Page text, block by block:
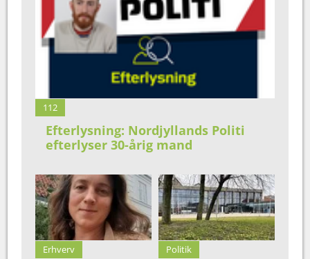
112
Efterlysning: Nordjyllands Politi
efterlyser 30-årig mand
Erhverv Politik